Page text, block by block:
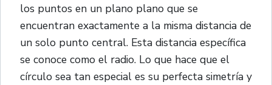
los puntos en un plano plano que se
encuentran exactamente a la misma distancia de
un solo punto central. Esta distancia específica
se conoce como el radio. Lo que hace que el
círculo sea tan especial es su perfecta simetría y